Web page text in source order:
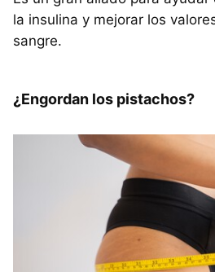
la insulina y mejorar los
sangre.
¿Engordan los pistachos?